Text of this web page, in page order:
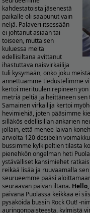
kahdestatoista jäsenestä
paikalle oli saapunut vain
neljä. Palaveri itsessään
ei johtanut asiaan tai
toiseen, mutta sen
kuluessa meitä
edellisiltana avittanut
ihastuttava naisvirkailija
tuli kysymään, onko joku
annettuamme tiedustelimme
kertoi merituulen repineen
metriä peltiä ja heittäneen
Samainen virkailija kertoi
hevimiehiä, joten pääsimme
silläkös edellisillan ankarien
jollain, että menee laivan
arviolta 120 desibelin
bussimme kylkipeltien tilasta
pienehkön ongelman heti
ystävälliset kansimiehet
reikää lisää ja ruuvaamalla
seurueemme pääsi
seuraavan päivän iltana.
päivänä Puolassa keikkaa ei
pysäköidä bussin Rock Out! -
auringonpaisteesta, kylmistä